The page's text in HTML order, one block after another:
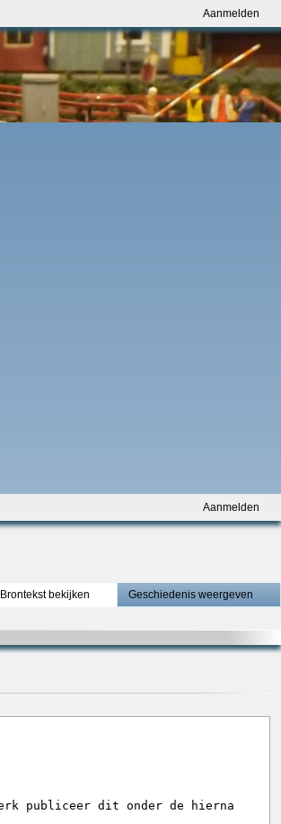
Aanmelden
Aanmelden
Brontekst bekijken Geschiedenis weergeven